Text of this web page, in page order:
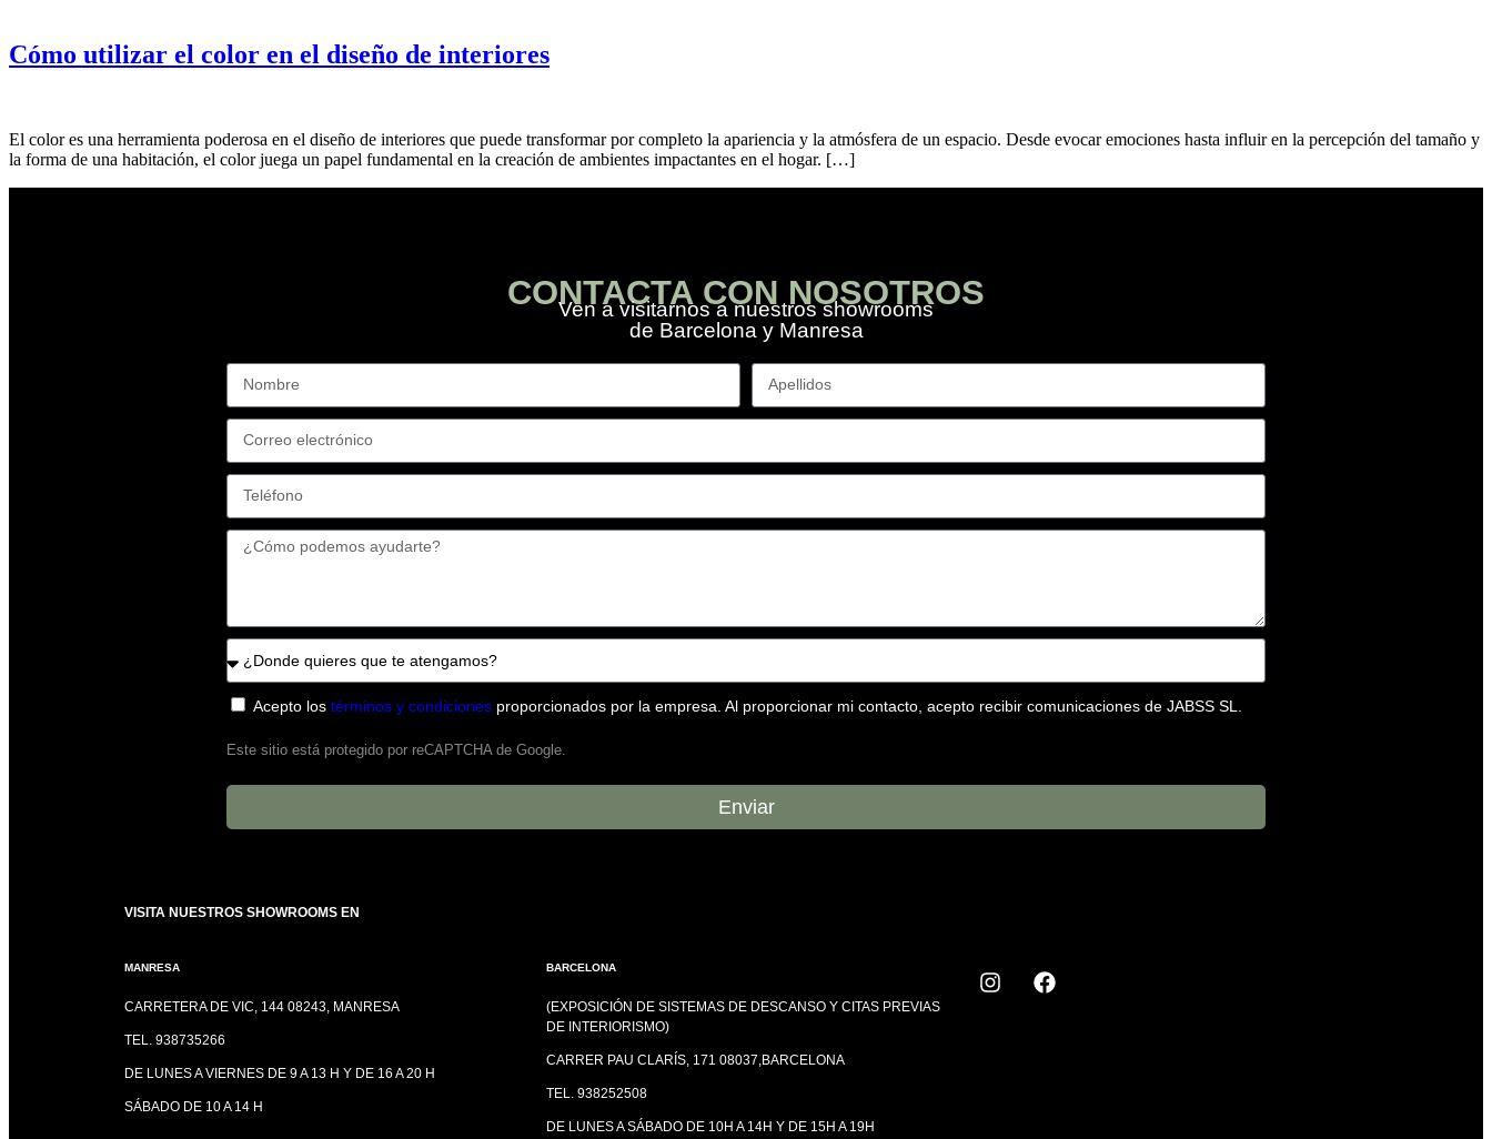
Cómo utilizar el color en el diseño de interiores
El color es una herramienta poderosa en el diseño de interiores que puede transformar por completo la apariencia y la atmósfera de un espacio. Desde evocar emociones hasta influir en la percepción del tamaño y
la forma de una habitación, el color juega un papel fundamental en la creación de ambientes impactantes en el hogar. […]
CONTACTA CON NOSOTROS
Ven a visitarnos a nuestros showrooms
de Barcelona y Manresa
Acepto los términos y condiciones proporcionados por la empresa. Al proporcionar mi contacto, acepto recibir comunicaciones de JABSS SL.
Este sitio está protegido por reCAPTCHA de Google.
Enviar
VISITA NUESTROS SHOWROOMS EN
MANRESA
CARRETERA DE VIC, 144 08243, MANRESA
TEL. 938735266
DE LUNES A VIERNES DE 9 A 13 H Y DE 16 A 20 H
SÁBADO DE 10 A 14 H
BARCELONA
(EXPOSICIÓN DE SISTEMAS DE DESCANSO Y CITAS PREVIAS
DE INTERIORISMO)
CARRER PAU CLARÍS, 171 08037,BARCELONA
TEL. 938252508
DE LUNES A SÁBADO DE 10H A 14H Y DE 15H A 19H